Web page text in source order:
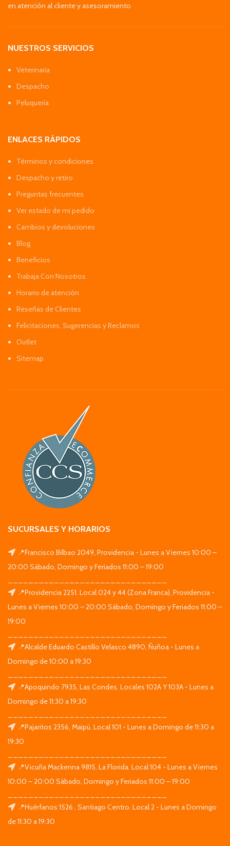
en atención al cliente y asesoramiento
NUESTROS SERVICIOS
Veterinaria
Despacho
Peluquería
ENLACES RÁPIDOS
Términos y condiciones
Despacho y retiro
Preguntas frecuentes
Ver estado de mi pedido
Cambios y devoluciones
Blog
Beneficios
Trabaja Con Nosotros
Horario de atención
Reseñas de Clientes
Felicitaciones, Sugerencias y Reclamos
Outlet
Sitemap
SUCURSALES Y HORARIOS
📍Francisco Bilbao 2049, Providencia - Lunes a Viernes 10:00 –
20:00 Sábado, Domingo y Feriados 11:00 – 19:00
📍Providencia 2251. Local 024 y 44 (Zona Franca), Providencia -
Lunes a Viernes 10:00 – 20:00 Sábado, Domingo y Feriados 11:00 –
19:00
📍Alcalde Eduardo Castillo Velasco 4890, Ñuñoa - Lunes a
Domingo de 10:00 a 19:30
📍Apoquindo 7935, Las Condes. Locales 102A Y 103A - Lunes a
Domingo de 11:30 a 19:30
📍Pajaritos 2356, Maipú. Local 101 - Lunes a Domingo de 11:30 a
19:30
📍Vicuña Mackenna 9815, La Florida. Local 104 - Lunes a Viernes
10:00 – 20:00 Sábado, Domingo y Feriados 11:00 – 19:00
📍Huérfanos 1526 , Santiago Centro. Local 2 - Lunes a Domingo
de 11:30 a 19:30